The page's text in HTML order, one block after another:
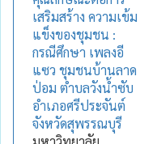
เสริมสร้าง ความเข้ม
แข็งของชุมชน :
กรณีศึกษา เพลงอี
แซว ชุมชนบ้านลาด
ป่อม ตำบลวังน้ำซับ
อำเภอศรีประจันต์
จังหวัดสุพรรณบุรี